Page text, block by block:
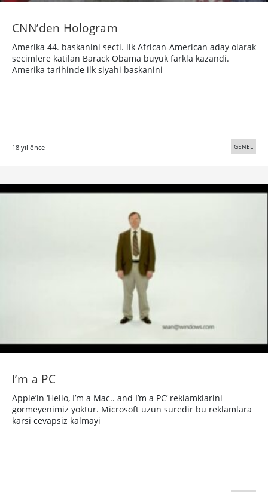
CNN’den Hologram
Amerika 44. baskanini secti. ilk African-American aday olarak
secimlere katilan Barack Obama buyuk farkla kazandi.
Amerika tarihinde ilk siyahi baskanini
18 yıl önce GENEL
I’m a PC
Apple’in ‘Hello, I’m a Mac.. and I’m a PC’ reklamklarini
gormeyenimiz yoktur. Microsoft uzun suredir bu reklamlara
karsi cevapsiz kalmayi